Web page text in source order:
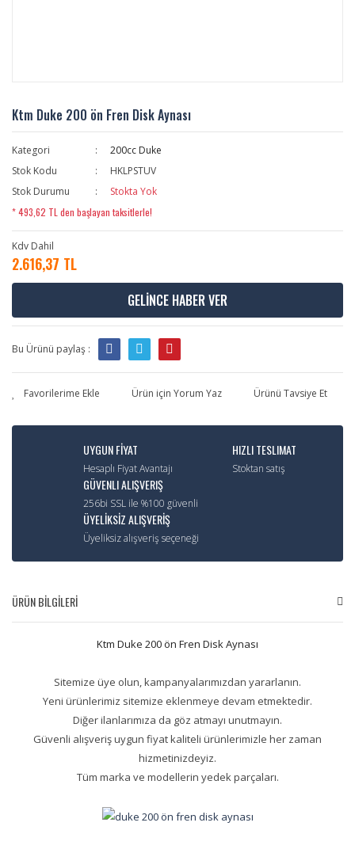
Ktm Duke 200 ön Fren Disk Aynası
Kategori
200cc Duke
Stok Kodu
HKLPSTUV
Stok Durumu
Stokta Yok
* 493,62 TL den başlayan taksitlerle!
Kdv Dahil
2.616,37 TL
GELİNCE HABER VER
Bu Ürünü paylaş :
Ürün için Yorum Yaz Ürünü Tavsiye Et
UYGUN FİYAT
Hesaplı Fiyat Avantajı
HIZLI TESLIMAT
Stoktan satış
GÜVENLI ALIŞVERIŞ
256bi SSL ile %100 güvenli
ÜYELİKSİZ ALIŞVERİŞ
Üyeliksiz alışveriş seçeneği
ÜRÜN BİLGİLERİ
Ktm Duke 200 ön Fren Disk Aynası
Sitemize üye olun, kampanyalarımızdan yararlanın.
Yeni ürünlerimiz sitemize eklenmeye devam etmektedir.
Diğer ilanlarımıza da göz atmayı unutmayın.
Güvenli alışveriş uygun fiyat kaliteli ürünlerimizle her zaman
hizmetinizdeyiz.
Tüm marka ve modellerin yedek parçaları.